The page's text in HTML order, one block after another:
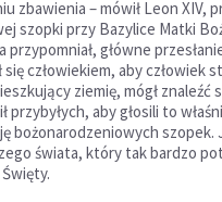
zbawienia – mówił Leon XIV,
szopki przy Bazylice Matki
główne
człowiekiem, aby człowiek
ziemię, mógł znaleźć
przybyłych, aby głosili to
bożonarodzeniowych szopek.
świata, który tak bardzo